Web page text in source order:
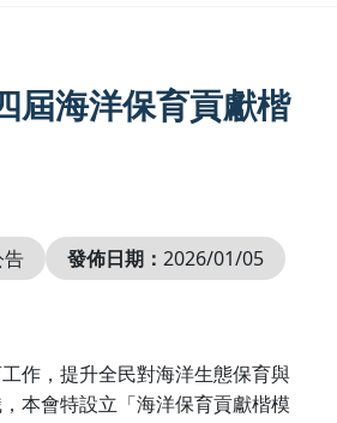
屆海洋保育貢獻楷
告 發佈日期： 2026/01/05
作，提升全民對海洋生態保育與
本會特設立「海洋保育貢獻楷模